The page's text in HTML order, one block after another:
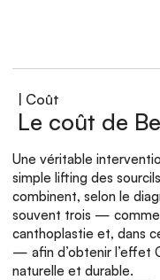
| Coût
Le coût de
Une véritable
simple lifting des
combinent, selon le
souvent trois — comme
canthoplastie et, dans
— afin d’obtenir l’effet
naturelle et durable.